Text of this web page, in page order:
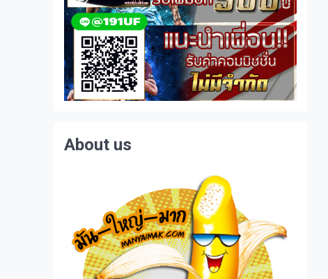
About us